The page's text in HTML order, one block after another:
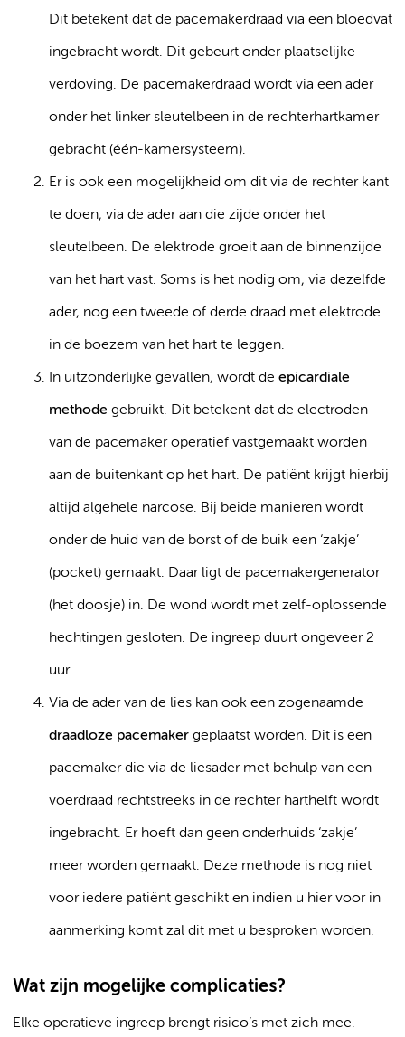
Dit betekent dat de pacemakerdraad via een bloedvat
ingebracht wordt. Dit gebeurt onder plaatselijke
verdoving. De pacemakerdraad wordt via een ader
onder het linker sleutelbeen in de rechterhartkamer
gebracht (één-kamersysteem).
Er is ook een mogelijkheid om dit via de rechter kant
te doen, via de ader aan die zijde onder het
sleutelbeen. De elektrode groeit aan de binnenzijde
van het hart vast. Soms is het nodig om, via dezelfde
ader, nog een tweede of derde draad met elektrode
in de boezem van het hart te leggen.
In uitzonderlijke gevallen, wordt de epicardiale
methode gebruikt. Dit betekent dat de electroden
van de pacemaker operatief vastgemaakt worden
aan de buitenkant op het hart. De patiënt krijgt hierbij
altijd algehele narcose. Bij beide manieren wordt
onder de huid van de borst of de buik een ‘zakje’
(pocket) gemaakt. Daar ligt de pacemakergenerator
(het doosje) in. De wond wordt met zelf-oplossende
hechtingen gesloten. De ingreep duurt ongeveer 2
uur.
Via de ader van de lies kan ook een zogenaamde
draadloze pacemaker geplaatst worden. Dit is een
pacemaker die via de liesader met behulp van een
voerdraad rechtstreeks in de rechter harthelft wordt
ingebracht. Er hoeft dan geen onderhuids ‘zakje’
meer worden gemaakt. Deze methode is nog niet
voor iedere patiënt geschikt en indien u hier voor in
aanmerking komt zal dit met u besproken worden.
Wat zijn mogelijke complicaties?
Elke operatieve ingreep brengt risico’s met zich mee.